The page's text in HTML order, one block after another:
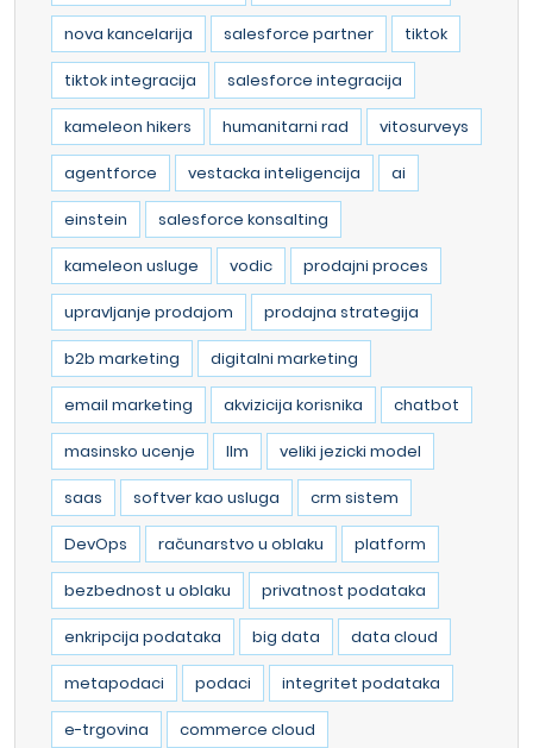
nova kancelarija salesforce partner tiktok
tiktok integracija salesforce integracija
kameleon hikers humanitarni rad vitosurveys
agentforce vestacka inteligencija ai
einstein salesforce konsalting
kameleon usluge vodic prodajni proces
upravljanje prodajom prodajna strategija
b2b marketing digitalni marketing
email marketing akvizicija korisnika chatbot
masinsko ucenje llm veliki jezicki model
saas softver kao usluga crm sistem
DevOps računarstvo u oblaku platform
bezbednost u oblaku privatnost podataka
enkripcija podataka big data data cloud
metapodaci podaci integritet podataka
e-trgovina commerce cloud